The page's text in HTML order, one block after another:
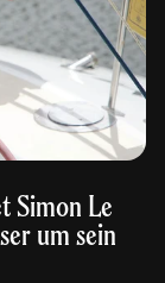
Simon Le
um sein